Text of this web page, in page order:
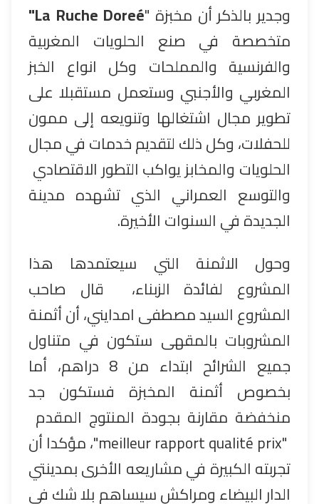
وجدير بالذكر أن مخبزة "La Ruche Doreé
"
متخصصة في صنع الحلويات المغربية
والفرنسية والمملحات وكل انواع الخبز
المغربي والأجنبي وستعمل مستقبلا على
تطوير مجال اشتغالها وتنويعه إلى ممون
للحفلات، وكل ذلك لتقديم خدمات في مجال
الحلويات والمخابز يواكب التطور الاقتصادي
والتوسع العمراني الذي تشهده مدينة
الجديدة في السنوات الأخيرة.
وحول الاثمنة التي سيعتمدها هذا
المشروع لفائدة الزبناء،
قال صاحب
المشروع السيد مصطفى امدايني، أن أثمنة
المشروبات بالمقهى ستكون في متناول
جميع الشرائح ابتداء من 8 دراهم، أما
بخصوص أثمنة المخبزة فستكون جد
منخفضة مقارنة بجودة المنتوج المقدم
"
meilleur rapport qualité prix"، مؤكدا أن
تجربته الكبيرة في مشاريعه الأخرى بمدينتي
الدار البيضاء ومراكش سيساهم بلا شك في